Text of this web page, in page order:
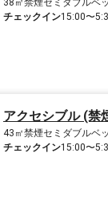
38㎡禁煙セミダブルベ
チェックイン15:00〜
アクセシブル (禁
43㎡禁煙
チェックイン15:00〜